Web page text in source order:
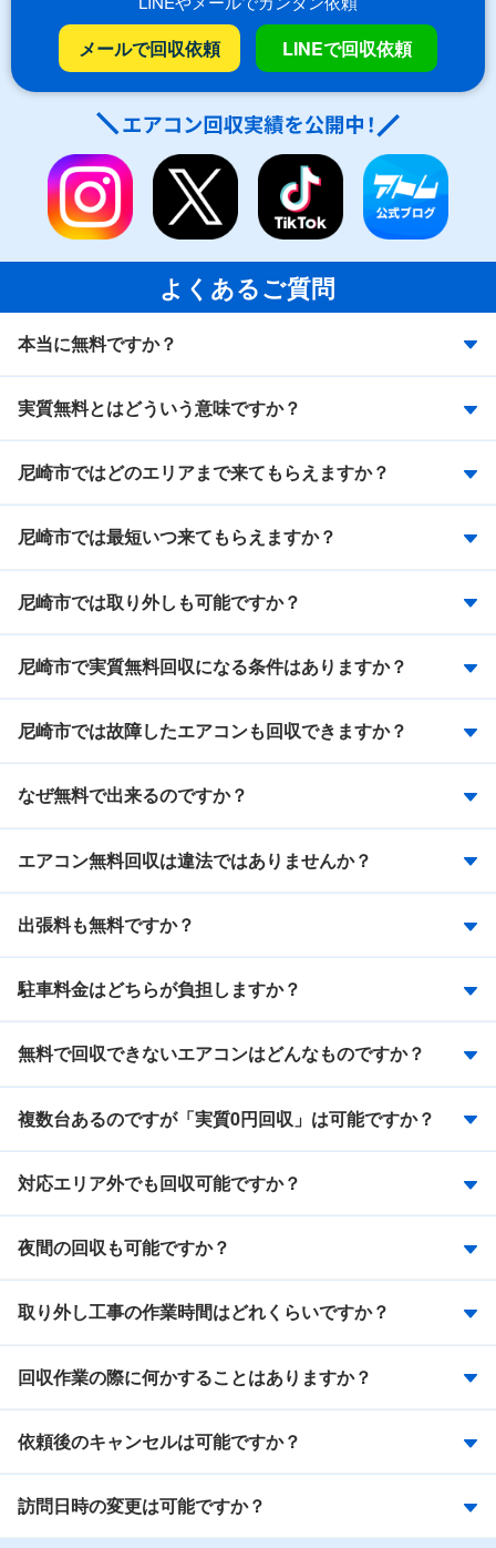
メールで回収依頼 LINEで回収依頼
よくあるご質問
本当に無料ですか？
実質無料とはどういう意味ですか？
尼崎市ではどのエリアまで来てもらえますか？
尼崎市では最短いつ来てもらえますか？
尼崎市では取り外しも可能ですか？
尼崎市で実質無料回収になる条件はありますか？
尼崎市では故障したエアコンも回収できますか？
なぜ無料で出来るのですか？
エアコン無料回収は違法ではありませんか？
出張料も無料ですか？
駐車料金はどちらが負担しますか？
無料で回収できないエアコンはどんなものですか？
複数台あるのですが「実質0円回収」は可能ですか？
対応エリア外でも回収可能ですか？
夜間の回収も可能ですか？
取り外し工事の作業時間はどれくらいですか？
回収作業の際に何かすることはありますか？
依頼後のキャンセルは可能ですか？
訪問日時の変更は可能ですか？